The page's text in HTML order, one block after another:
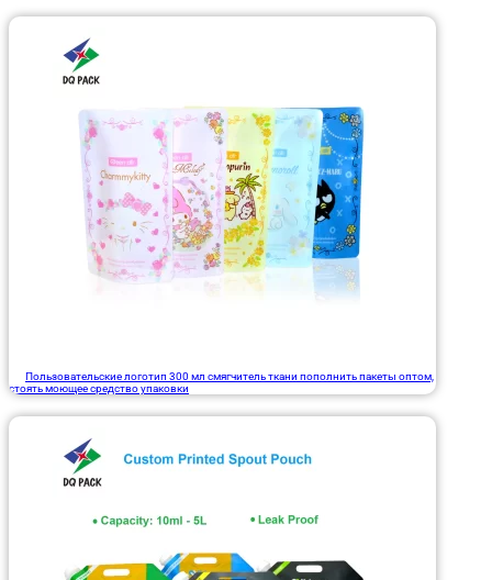
Пользовательские логотип 300 мл смягчитель ткани пополнить пакеты оптом,
стоять моющее средство упаковки